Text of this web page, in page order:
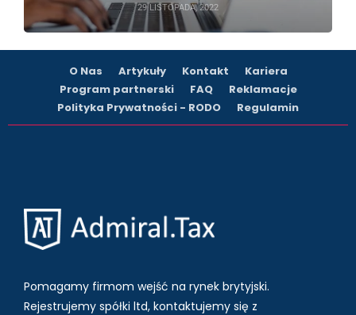
29 LISTOPADA, 2022
O Nas Artykuły Kontakt
Kariera
Program partnerski
FAQ
Reklamacje
Polityka Prywatności - RODO
Regulamin
Pomagamy firmom wejść na rynek brytyjski.
Rejestrujemy spółki ltd, kontaktujemy się z